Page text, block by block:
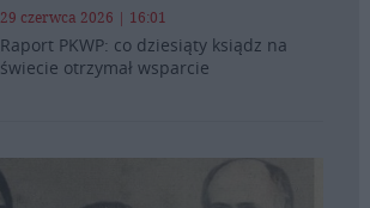
29 czerwca 2026 | 16:01
Raport PKWP: co dziesiąty ksiądz na
świecie otrzymał wsparcie